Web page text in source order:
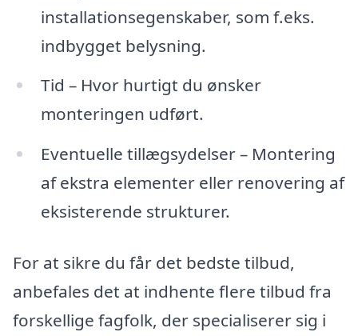
installationsegenskaber, som f.eks.
indbygget belysning.
Tid – Hvor hurtigt du ønsker
monteringen udført.
Eventuelle tillægsydelser – Montering
af ekstra elementer eller renovering af
eksisterende strukturer.
For at sikre du får det bedste tilbud,
anbefales det at indhente flere tilbud fra
forskellige fagfolk, der specialiserer sig i